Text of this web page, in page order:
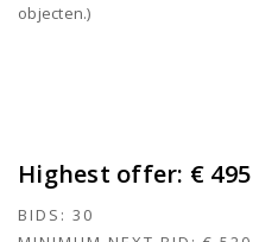
objecten.)
Highest offer: € 495
BIDS: 30